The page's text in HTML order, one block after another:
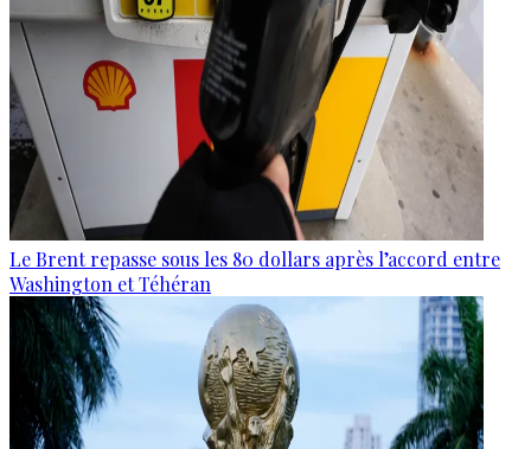
Le Brent repasse sous les 80 dollars après l’accord entre
Washington et Téhéran